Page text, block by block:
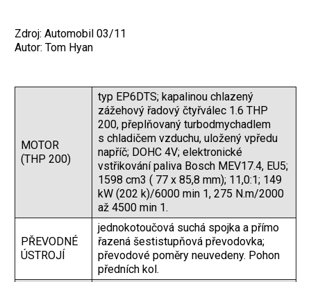
Zdroj: Automobil 03/11
Autor: Tom Hyan
MOTOR
(THP 200)
typ EP6DTS; kapalinou chlazený
zážehový řadový čtyřválec 1.6 THP
200, přeplňovaný turbodmychadlem
s chladičem vzduchu, uložený vpředu
napříč; DOHC 4V; elektronické
vstřikování paliva Bosch MEV17.4, EU5;
1598 cm3 ( 77 x 85,8 mm); 11,0:1; 149
kW (202 k)/6000 min 1, 275 N.m/2000
až 4500 min 1.
PŘEVODNÉ
ÚSTROJÍ
jednokotoučová suchá spojka a přímo
řazená šestistupňová převodovka;
převodové poměry neuvedeny. Pohon
předních kol.